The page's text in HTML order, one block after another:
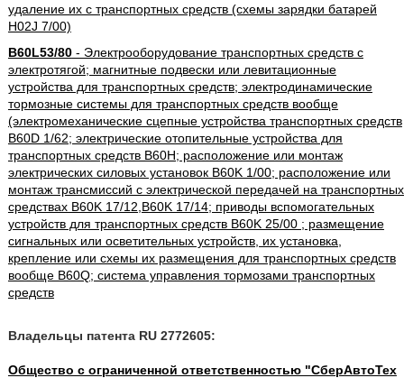
удаление их с транспортных средств (схемы зарядки батарей
H02J 7/00)
B60L53/80- Электрооборудование транспортных средств с
электротягой; магнитные подвески или левитационные
устройства для транспортных средств; электродинамические
тормозные системы для транспортных средств вообще
(электромеханические сцепные устройства транспортных средств
B60D 1/62; электрические отопительные устройства для
транспортных средств B60H; расположение или монтаж
электрических силовых установок B60K 1/00; расположение или
монтаж трансмиссий с электрической передачей на транспортных
средствах B60K 17/12,B60K 17/14; приводы вспомогательных
устройств для транспортных средств B60K 25/00 ; размещение
сигнальных или осветительных устройств, их установка,
крепление или схемы их размещения для транспортных средств
вообще B60Q; система управления тормозами транспортных
средств
Владельцы патента RU 2772605:
Общество с ограниченной ответственностью "СберАвтоТех